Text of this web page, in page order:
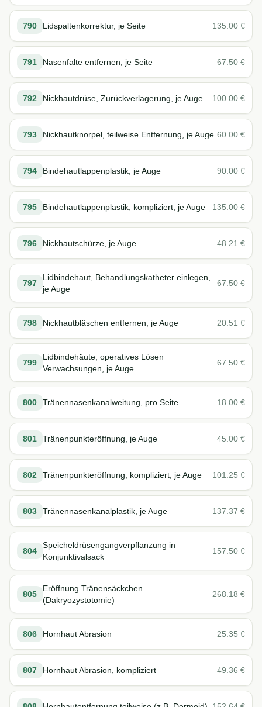
790 Lidspaltenkorrektur, je Seite 135.00 €
791 Nasenfalte entfernen, je Seite 67.50 €
792 Nickhautdrüse, Zurückverlagerung, je Auge 100.00 €
793 Nickhautknorpel, teilweise Entfernung, je Auge 60.00 €
794 Bindehautlappenplastik, je Auge 90.00 €
795 Bindehautlappenplastik, kompliziert, je Auge 135.00 €
796 Nickhautschürze, je Auge 48.21 €
797
Lidbindehaut, Behandlungskatheter einlegen,
je Auge
67.50 €
798 Nickhautbläschen entfernen, je Auge 20.51 €
799
Lidbindehäute, operatives Lösen
Verwachsungen, je Auge
67.50 €
800 Tränennasenkanalweitung, pro Seite 18.00 €
801 Tränenpunkteröffnung, je Auge 45.00 €
802 Tränenpunkteröffnung, kompliziert, je Auge 101.25 €
803 Tränennasenkanalplastik, je Auge 137.37 €
804
Speicheldrüsengangverpflanzung in
Konjunktivalsack
157.50 €
805
Eröffnung Tränensäckchen
(Dakryozystotomie)
268.18 €
806 Hornhaut Abrasion 25.35 €
807 Hornhaut Abrasion, kompliziert 49.36 €